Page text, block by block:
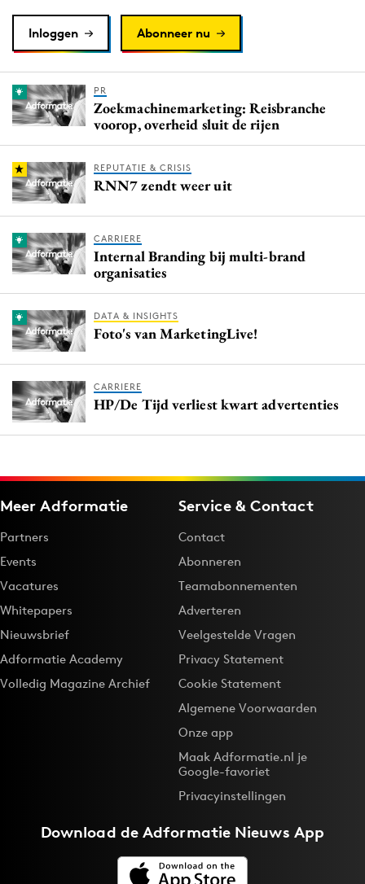
Inloggen Abonneer nu
PR
Zoekmachinemarketing: Reisbranche
voorop, overheid sluit de rijen
REPUTATIE & CRISIS
RNN7 zendt weer uit
CARRIERE
Internal Branding bij multi-brand
organisaties
DATA & INSIGHTS
Foto's van MarketingLive!
CARRIERE
HP/De Tijd verliest kwart advertenties
Meer Adformatie
Partners
Events
Vacatures
Whitepapers
Nieuwsbrief
Adformatie Academy
Volledig Magazine Archief
Service & Contact
Contact
Abonneren
Teamabonnementen
Adverteren
Veelgestelde Vragen
Privacy Statement
Cookie Statement
Algemene Voorwaarden
Onze app
Maak Adformatie.nl je
Google-favoriet
Privacyinstellingen
Download deAdformatie Nieuws App